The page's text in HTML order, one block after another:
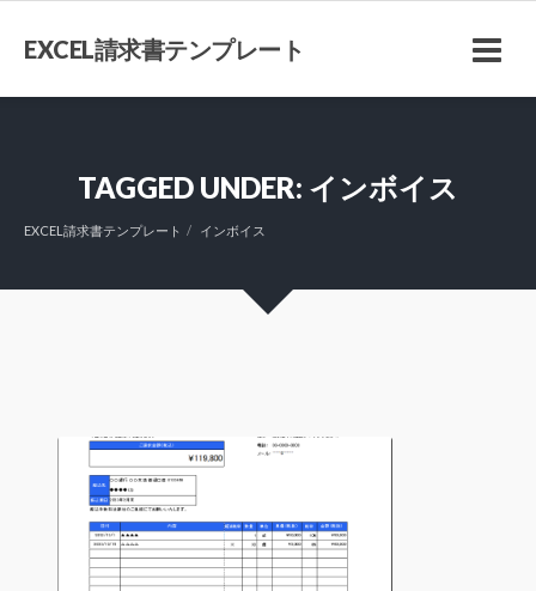
EXCEL請求書テンプレート
TAGGED UNDER: インボイス
EXCEL請求書テンプレート インボイス